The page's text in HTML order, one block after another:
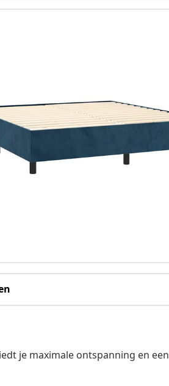
je maximale ontspanning en een